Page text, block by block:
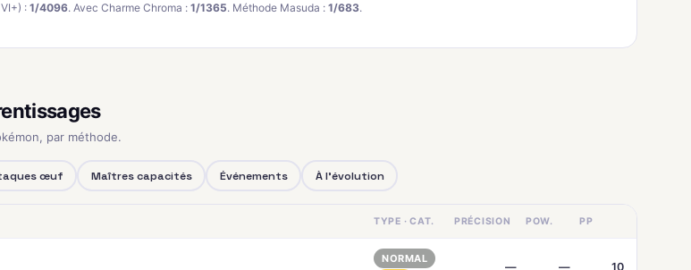
:1/4096. Avec Charme Chroma : 1/1365. Méthode Masuda : 1/683.
par méthode.
œuf Maîtres capacités Événements À l'évolution
TYPE · CAT. PRÉCISION POW. PP
NORMAL
— — 10